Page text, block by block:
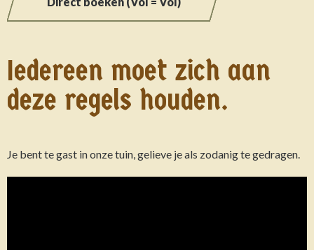
Iedereen moet zich aan
deze regels houden.
Je bent te gast in onze tuin, gelieve je als zodanig te gedragen.